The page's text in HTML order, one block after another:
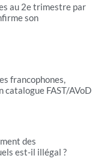
au 2e trimestre par
son
francophones,
catalogue FAST/AVoD
des
est-il illégal ?